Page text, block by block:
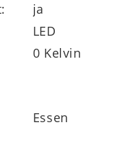
auf Möbel mit
Wohnzimmer
hochwertigen
ja
LED
0 Kelvin
Essen